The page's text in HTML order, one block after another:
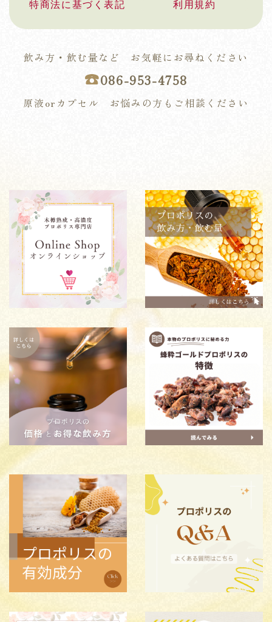
特商法に基づく表記 利用規約
飲み方・飲む量など お気軽にお尋ねください
☎︎086-953-4758
原液orカプセル お悩みの方もご相談ください